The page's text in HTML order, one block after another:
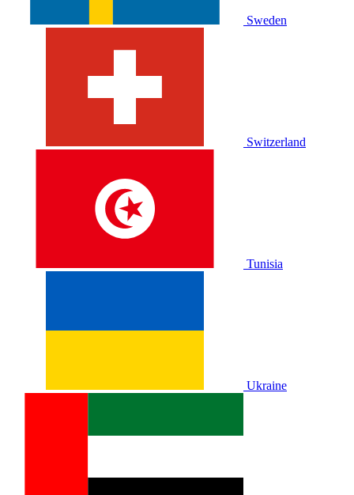
Sweden
Switzerland
Tunisia
Ukraine